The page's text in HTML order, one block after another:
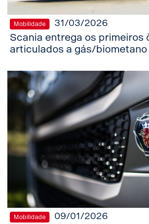
Mobilidade 31/03/2026
Scania entrega os primeiros
articulados a gás/biometano
Mobilidade 09/01/2026